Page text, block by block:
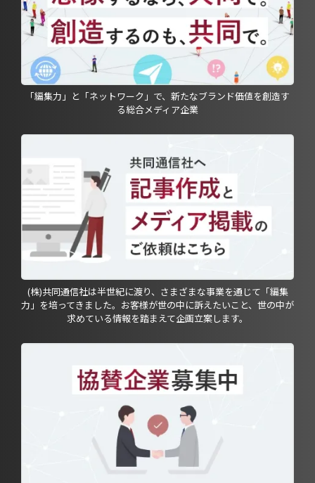
「編集力」と「ネットワーク」で、新たなブランド価値を創造す
る総合メディア企業
(株)共同通信社は半世紀に渡り、さまざまな事業を通じて「編集
力」を培ってきました。お客様が世の中に訴えたいこと、世の中が
求めている情報を踏まえて企画立案します。